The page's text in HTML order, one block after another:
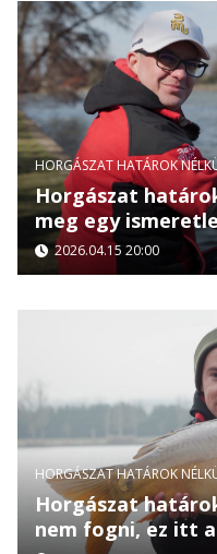
HORGÁSZAT HATÁROK
Horgászat
meg egy
2026.04.15 20:00
HORGÁSZAT HATÁROK
Horgászat
nem fogni, ez itt